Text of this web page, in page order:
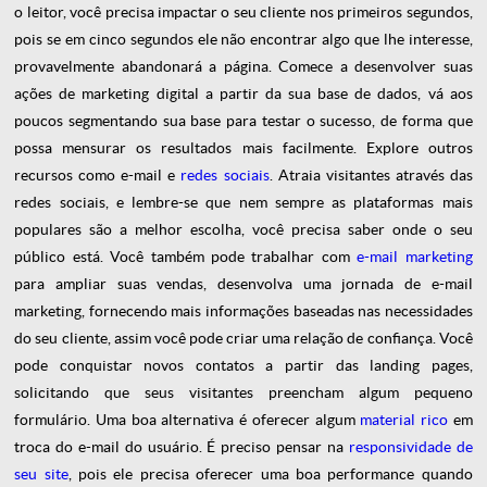
o leitor, você precisa impactar o seu cliente nos primeiros segundos,
pois se em cinco segundos ele não encontrar algo que lhe interesse,
provavelmente abandonará a página. Comece a desenvolver suas
ações de marketing digital a partir da sua base de dados, vá aos
poucos segmentando sua base para testar o sucesso, de forma que
possa mensurar os resultados mais facilmente. Explore outros
recursos como e-mail e redes sociais. Atraia visitantes através das
redes sociais, e lembre-se que nem sempre as plataformas mais
populares são a melhor escolha, você precisa saber onde o seu
público está. Você também pode trabalhar come-mail marketing
para ampliar suas vendas, desenvolva uma jornada de e-mail
marketing, fornecendo mais informações baseadas nas necessidades
do seu cliente, assim você pode criar uma relação de confiança. Você
pode conquistar novos contatos a partir das landing pages,
solicitando que seus visitantes preencham algum pequeno
formulário. Uma boa alternativa é oferecer algum material rico em
troca do e-mail do usuário. É preciso pensar na responsividade de
seu site, pois ele precisa oferecer uma boa performance quando